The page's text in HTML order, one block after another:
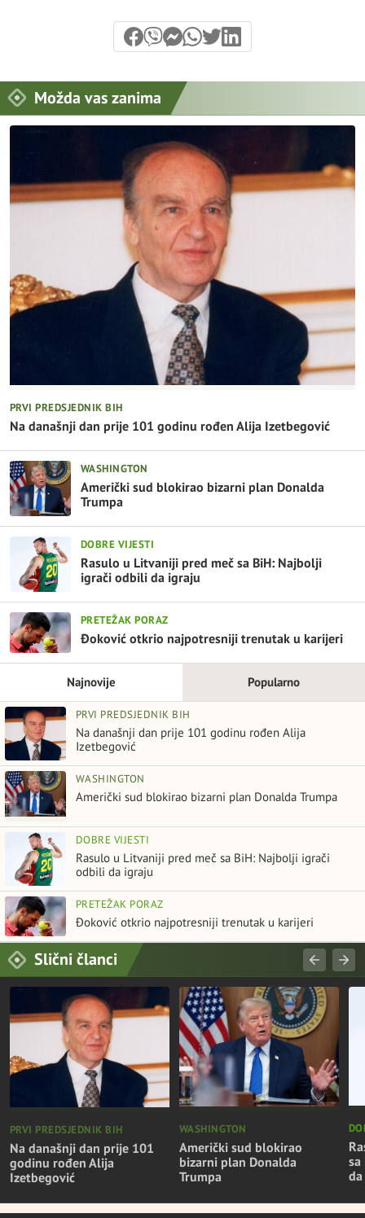
Možda vas zanima
PRVI PREDSJEDNIK BIH
Na današnji dan prije 101 godinu rođen Alija Izetbegović
WASHINGTON
Američki sud blokirao bizarni plan Donalda
Trumpa
DOBRE VIJESTI
Rasulo u Litvaniji pred meč sa BiH: Najbolji
igrači odbili da igraju
PRETEŽAK PORAZ
Đoković otkrio najpotresniji trenutak u karijeri
Najnovije Popularno
PRVI PREDSJEDNIK BIH
Na današnji dan prije 101 godinu rođen Alija
Izetbegović
WASHINGTON
Američki sud blokirao bizarni plan Donalda Trumpa
DOBRE VIJESTI
Rasulo u Litvaniji pred meč sa BiH: Najbolji igrači
odbili da igraju
PRETEŽAK PORAZ
Đoković otkrio najpotresniji trenutak u karijeri
Slični članci
PRVI PREDSJEDNIK BIH
Na današnji dan prije 101
godinu rođen Alija
Izetbegović
WASHINGTON
Američki sud blokirao
bizarni plan Donalda
Trumpa